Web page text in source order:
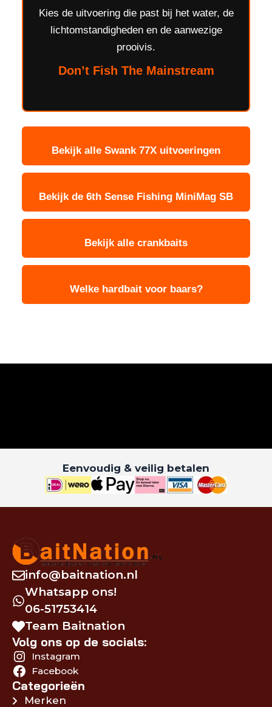
Kies de uitvoering die past bij het water, de
lichtomstandigheden en de aanwezige
prooivis.
Don’t Fish The Mainstream
Bekijk alle Swank 77X uitvoeringen
Bekijk de 6th Sense Fishing MiniMag SB
Bekijk alle crankbaits
Welke hardbait voor baars?
Eenvoudig & veilig betalen
info@baitnation.nl
Whatsapp ons!
06-51753414
Team Baitnation
Volg ons op de socials:
Instagram
Facebook
Categorieën
Merken